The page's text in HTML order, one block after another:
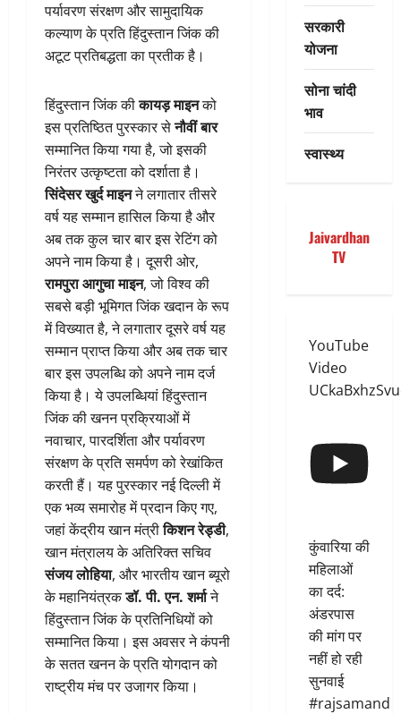
पर्यावरण संरक्षण और सामुदायिक
कल्याण के प्रति हिंदुस्तान जिंक की
अटूट प्रतिबद्धता का प्रतीक है।
हिंदुस्तान जिंक कीकायड़ माइनको
इस प्रतिष्ठित पुरस्कार सेनौवीं बार
सम्मानित किया गया है, जो इसकी
निरंतर उत्कृष्टता को दर्शाता है।
सिंदेसर खुर्द माइनने लगातार तीसरे
वर्ष यह सम्मान हासिल किया है और
अब तक कुल चार बार इस रेटिंग को
अपने नाम किया है। दूसरी ओर,
रामपुरा आगुचा माइन, जो विश्व की
सबसे बड़ी भूमिगत जिंक खदान के रूप
में विख्यात है, ने लगातार दूसरे वर्ष यह
सम्मान प्राप्त किया और अब तक चार
बार इस उपलब्धि को अपने नाम दर्ज
किया है। ये उपलब्धियां हिंदुस्तान
जिंक की खनन प्रक्रियाओं में
नवाचार, पारदर्शिता और पर्यावरण
संरक्षण के प्रति समर्पण को रेखांकित
करती हैं। यह पुरस्कार नई दिल्ली में
एक भव्य समारोह में प्रदान किए गए,
जहां केंद्रीय खान मंत्रीकिशन रेड्डी,
खान मंत्रालय के अतिरिक्त सचिव
संजय लोहिया, और भारतीय खान ब्यूरो
के महानियंत्रकडॉ. पी. एन. शर्माने
हिंदुस्तान जिंक के प्रतिनिधियों को
सम्मानित किया। इस अवसर ने कंपनी
के सतत खनन के प्रति योगदान को
राष्ट्रीय मंच पर उजागर किया।
सरकारी
योजना
सोना चांदी
भाव
स्वास्थ्य
Jaivardhan
TV
YouTube
Video
कुंवारिया की
महिलाओं
का दर्द:
अंडरपास
की मांग पर
नहीं हो रही
सुनवाई
#rajsamand